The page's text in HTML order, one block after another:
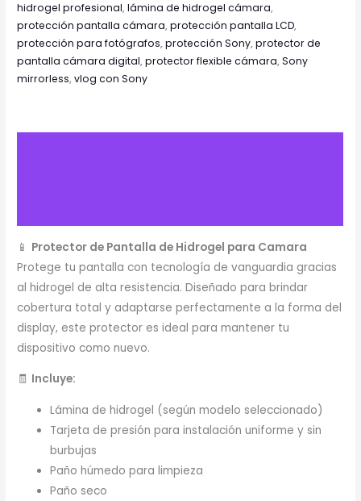
hidrogel profesional,lámina de hidrogel cámara,
protección pantalla cámara,protección pantalla LCD,
protección para fotógrafos,protección Sony,protector de
pantalla cámara digital,protector flexible cámara,Sony
mirrorless,vlog con Sony
📱 Protector de Pantalla de Hidrogel para Camara
Protege tu pantalla con tecnología de vanguardia gracias
al hidrogel de alta resistencia. Diseñado para brindar
cobertura total y adaptarse perfectamente a la forma del
display, este protector es ideal para mantener tu
dispositivo como nuevo.
🧾 Incluye:
Lámina de hidrogel (según modelo seleccionado)
Tarjeta de presión para instalación uniforme y sin
burbujas
Paño húmedo para limpieza
Paño seco